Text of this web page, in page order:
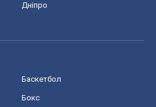
Дніпро
Баскетбол
Бокс